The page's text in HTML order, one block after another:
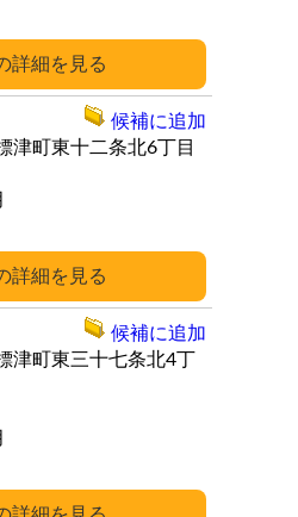
詳細
詳細
津町東十二条北6丁目
候補に追加
津町東三十七条北4丁
候補に追加